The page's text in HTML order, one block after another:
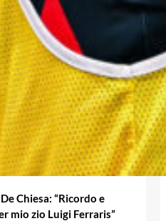
De Chiesa: “Ricordo e
mio zio Luigi Ferraris”